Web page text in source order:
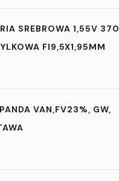
SREBROWA 1,55V 370
FI9,5X1,95MM
VAN,FV23%, GW,